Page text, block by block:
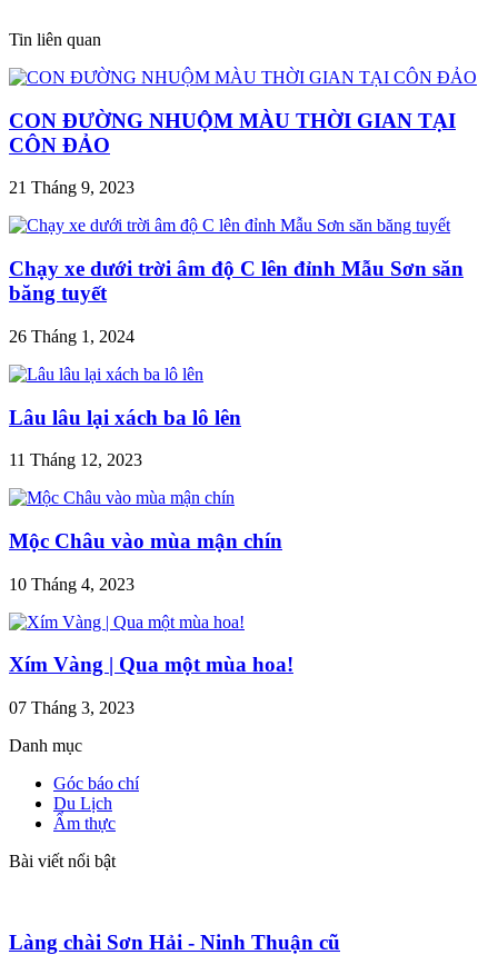
Tin liên quan
CON ĐƯỜNG NHUỘM MÀU THỜI GIAN TẠI
CÔN ĐẢO
21 Tháng 9, 2023
Chạy xe dưới trời âm độ C lên đỉnh Mẫu Sơn săn
băng tuyết
26 Tháng 1, 2024
Lâu lâu lại xách ba lô lên
11 Tháng 12, 2023
Mộc Châu vào mùa mận chín
10 Tháng 4, 2023
Xím Vàng | Qua một mùa hoa!
07 Tháng 3, 2023
Danh mục
Góc báo chí
Du Lịch
Ẩm thực
Bài viết nổi bật
Làng chài Sơn Hải - Ninh Thuận cũ